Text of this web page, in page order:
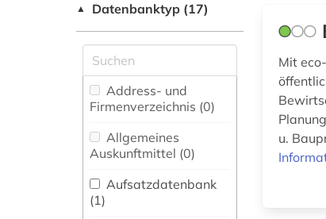
Vermessungswesen (6)
Biologie,
Biotechnologie (0)
Buch- und
Bibliothekswesen,
Informationswissenschaft
(0)
bauphysik (1)
baurecht (1)
bauschaden (1)
baustoff (2)
bautechnik (2)
bauwesen (1)
bauökologie (2)
▲ Datenbanktyp (17)
Address- und
Firmenverzeichnis (0)
Allgemeines
Auskunftmittel (0)
Aufsatzdatenbank
(1)
Mit
u.